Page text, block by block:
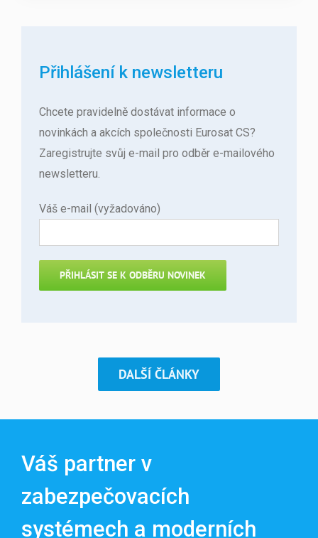
Přihlášení k newsletteru
Chcete pravidelně dostávat informace o
novinkách a akcích společnosti Eurosat CS?
Zaregistrujte svůj e-mail pro odběr e-mailového
newsletteru.
Váš e-mail (vyžadováno)
DALŠÍ ČLÁNKY
Váš partner v
zabezpečovacích
systémech a moderních